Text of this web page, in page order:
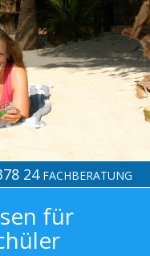
24 FACHBERATUNG
für